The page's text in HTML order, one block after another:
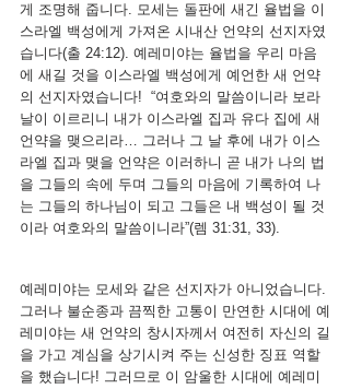
게 조명해 줍니다. 모세는 돌판에 새긴 율법을 이
스라엘 백성에게 가져온 시내산 언약의 선지자였
습니다(출 24:12). 예레미야는 율법을 우리 마음
에 새길 것을 이스라엘 백성에게 예언한 새 언약
의 선지자였습니다!  “여호와의 말씀이니라 보라
날이 이르리니 내가 이스라엘 집과 유다 집에 새
언약을 맺으리라… 그러나 그 날 후에 내가 이스
라엘 집과 맺을 언약은 이러하니 곧 내가 나의 법
을 그들의 속에 두며 그들의 마음에 기록하여 나
는 그들의 하나님이 되고 그들은 내 백성이 될 것
이라 여호와의 말씀이니라”(렘 31:31, 33).
예레미야는 모세와 같은 선지자가 아니었습니다.
그러나 불순종과 끔찍한 고통이 만연한 시대에 예
레미야는 새 언약의 창시자께서 여전히 자신의 길
을 가고 계심을 상기시켜 주는 신성한 징표 역할
을 했습니다! 그러므로 이 암울한 시대에 예레미